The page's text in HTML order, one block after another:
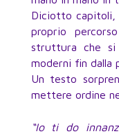
Diciotto
proprio
struttura che si
moderni fin dalla
Un testo
mettere ordine
“Io ti do